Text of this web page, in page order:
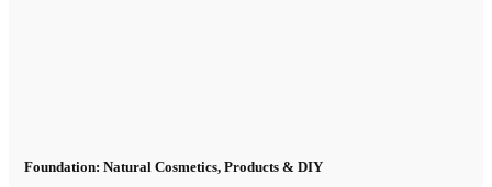
Foundation: Natural Cosmetics, Products & DIY